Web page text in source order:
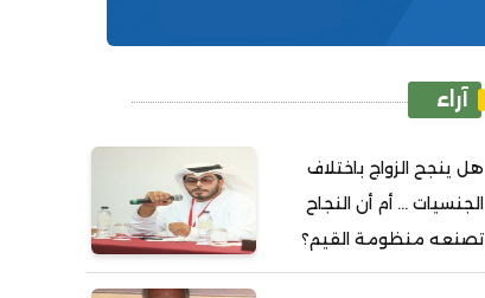
آراء
هل ينجح الزواج باختلاف
الجنسيات ... أم أن النجاح
تصنعه منظومة القيم؟